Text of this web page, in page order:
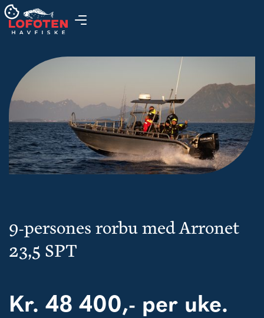
9-persones rorbu med Arronet
23,5 SPT
Kr. 48 400,- per uke.